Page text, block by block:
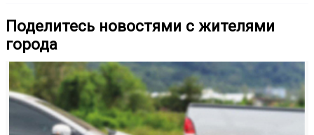
Поделитесь новостями с жителями
города